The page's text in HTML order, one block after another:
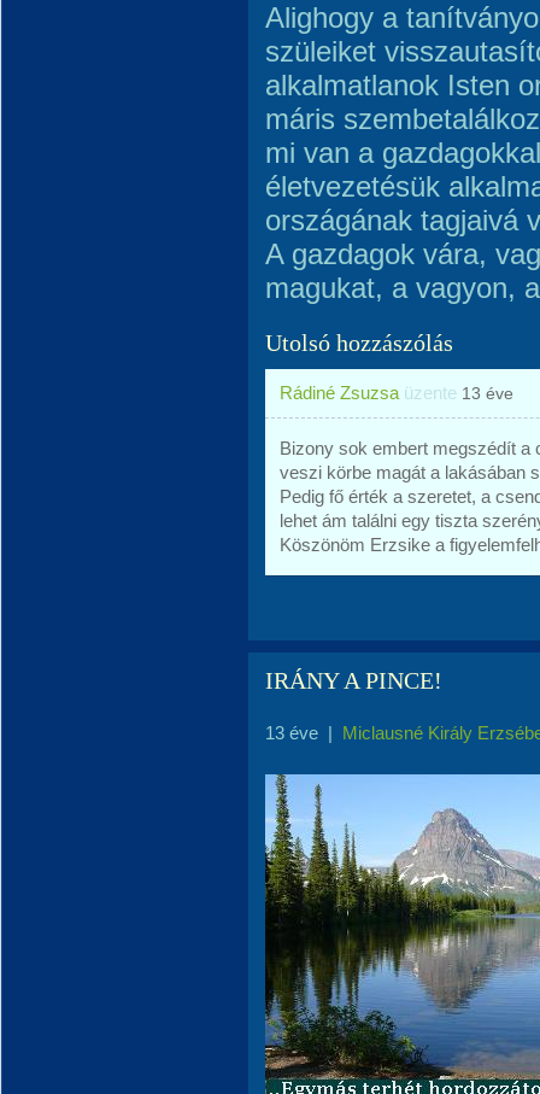
Alighogy a
szüleiket
alkalmatlanok Isten
má­r­is
mi van a
életvezetésük
országának tagjaivá
A gazdagok vára,
magukat, a vagyon,
Utolsó hozzászólás
Rádiné Zsuzsa üzente 13 éve
Bizony sok embert megszédít a
veszi körbe magát a lakásában
Pedig fő érték a szeretet, a
lehet ám találni egy tiszta
Köszönöm Erzsike a
IRÁNY A PINCE!
13 éve | Miclausné Király